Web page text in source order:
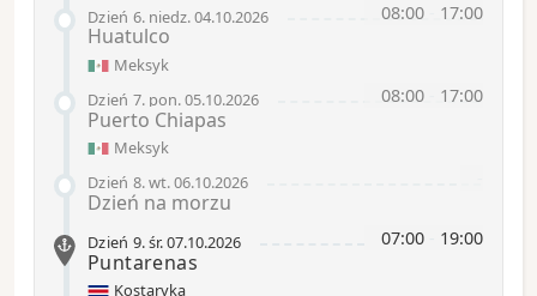
08:00 17:00
Dzień 6. niedz.04.10.2026
Huatulco
Meksyk
08:00 17:00
Dzień 7. pon.05.10.2026
Puerto Chiapas
Meksyk
Dzień 8.wt.06.10.2026
Dzień na morzu
07:00 19:00
Dzień 9.śr.07.10.2026
Puntarenas
Kostaryka